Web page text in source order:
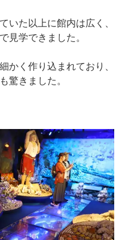
いた以上に館内は広く、
見学できました。
かく作り込まれており、
驚きました。